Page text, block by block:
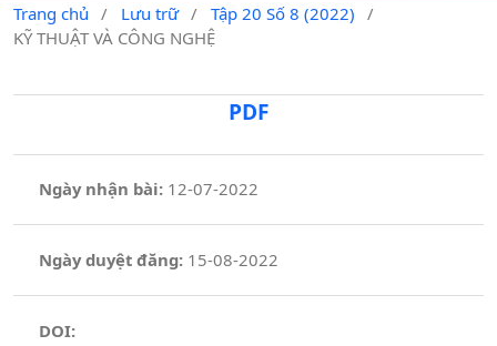
Trang chủ / Lưu trữ / Tập 20 Số 8 (2022)
/
KỸ THUẬT VÀ CÔNG NGHỆ
PDF
Ngày nhận bài: 12-07-2022
Ngày duyệt đăng:15-08-2022
DOI: